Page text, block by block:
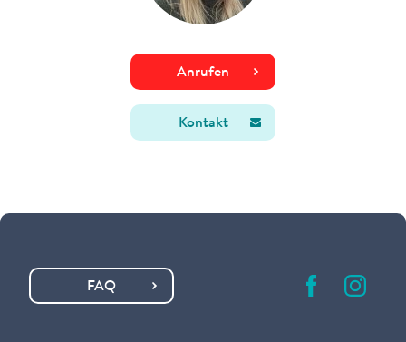
Anrufen
Kontakt
FAQ